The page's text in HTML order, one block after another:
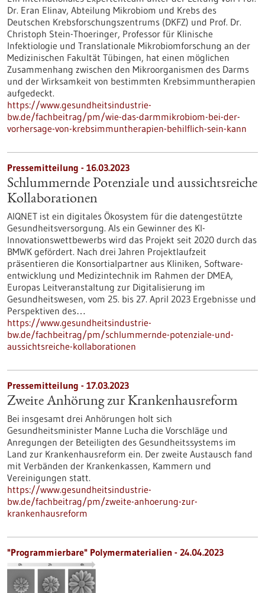
Dr. Eran Elinav, Abteilung Mikrobiom und Krebs des
Deutschen Krebsforschungszentrums (DKFZ) und Prof. Dr.
Christoph Stein-Thoeringer, Professor für Klinische
Infektiologie und Translationale Mikrobiomforschung an der
Medizinischen Fakultät Tübingen, hat einen möglichen
Zusammenhang zwischen den Mikroorganismen des Darms
und der Wirksamkeit von bestimmten Krebsimmuntherapien
aufgedeckt.
https://www.gesundheitsindustrie-
bw.de/fachbeitrag/pm/wie-das-darmmikrobiom-bei-der-
vorhersage-von-krebsimmuntherapien-behilflich-sein-kann
Pressemitteilung - 16.03.2023
Schlummernde Potenziale und aussichtsreiche
Kollaborationen
AIQNET ist ein digitales Ökosystem für die datengestützte
Gesundheitsversorgung. Als ein Gewinner des KI-
Innovationswettbewerbs wird das Projekt seit 2020 durch das
BMWK gefördert. Nach drei Jahren Projektlaufzeit
präsentieren die Konsortialpartner aus Kliniken, Software-
entwicklung und Medizintechnik im Rahmen der DMEA,
Europas Leitveranstaltung zur Digitalisierung im
Gesundheitswesen, vom 25. bis 27. April 2023 Ergebnisse und
Perspektiven des…
https://www.gesundheitsindustrie-
bw.de/fachbeitrag/pm/schlummernde-potenziale-und-
aussichtsreiche-kollaborationen
Pressemitteilung - 17.03.2023
Zweite Anhörung zur Krankenhausreform
Bei insgesamt drei Anhörungen holt sich
Gesundheitsminister Manne Lucha die Vorschläge und
Anregungen der Beteiligten des Gesundheitssystems im
Land zur Krankenhausreform ein. Der zweite Austausch fand
mit Verbänden der Krankenkassen, Kammern und
Vereinigungen statt.
https://www.gesundheitsindustrie-
bw.de/fachbeitrag/pm/zweite-anhoerung-zur-
krankenhausreform
"Programmierbare" Polymermaterialien - 24.04.2023